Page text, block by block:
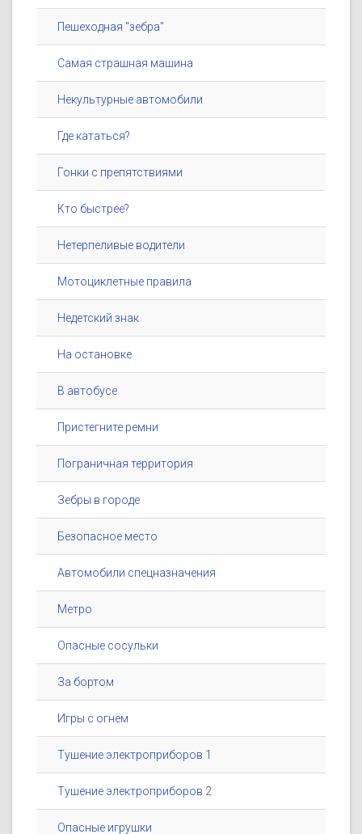
Пешеходная "зебра"
Самая страшная машина
Некультурные автомобили
Где кататься?
Гонки с препятствиями
Кто быстрее?
Нетерпеливые водители
Мотоциклетные правила
Недетский знак
На остановке
В автобусе
Пристегните ремни
Пограничная территория
Зебры в городе
Безопасное место
Автомобили спецназначения
Метро
Опасные сосульки
За бортом
Игры с огнём
Тушение электроприборов 1
Тушение электроприборов 2
Опасные игрушки